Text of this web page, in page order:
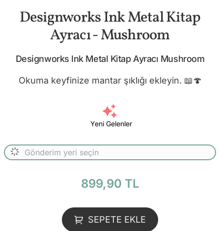
Designworks Ink Metal Kitap
Ayracı - Mushroom
Designworks Ink Metal Kitap Ayracı Mushroom
Okuma keyfinize mantar şıklığı ekleyin. 📖🍄
Yeni Gelenler
899,90 TL
SEPETE EKLE